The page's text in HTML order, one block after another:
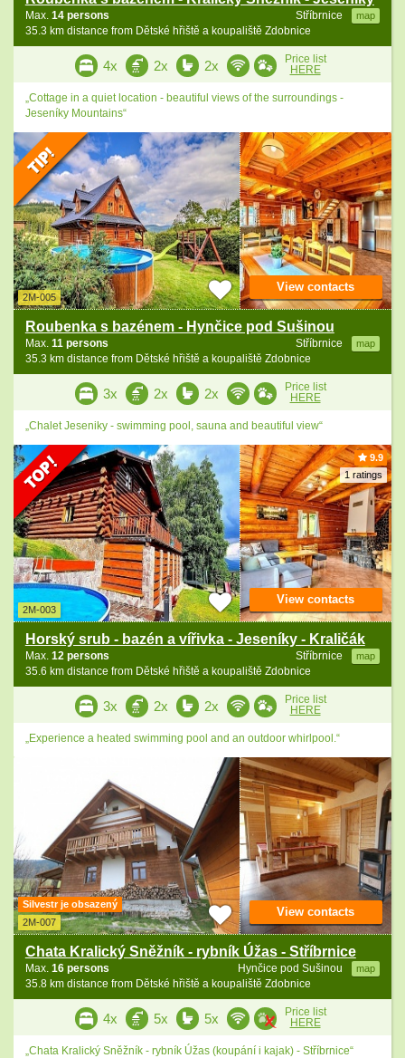
Stříbrnice map
Max. 14 persons
35.3 km distance from Dětské hřiště a koupaliště Zdobnice
4x 2x 2x
Price list
HERE
„Cottage in a quiet location - beautiful views of the surroundings -
Jeseníky Mountains“
2M-005
Roubenka s bazénem - Hynčice pod Sušinou
Stříbrnice map
Max. 11 persons
35.3 km distance from Dětské hřiště a koupaliště Zdobnice
View contacts
3x 2x 2x
Price list
HERE
„Chalet Jeseniky - swimming pool, sauna and beautiful view“
9.9
1 ratings
2M-003
Horský srub - bazén a vířivka - Jeseníky - Kraličák
Stříbrnice map
Max. 12 persons
35.6 km distance from Dětské hřiště a koupaliště Zdobnice
View contacts
3x 2x 2x
Price list
HERE
„Experience a heated swimming pool and an outdoor whirlpool.“
Silvestr je obsazený
2M-007
Chata Kralický Sněžník - rybník Úžas - Stříbrnice
Hynčice pod Sušinou map
Max. 16 persons
35.8 km distance from Dětské hřiště a koupaliště Zdobnice
View contacts
4x 5x 5x
Price list
HERE
„Chata Kralický Sněžník - rybník Úžas (koupání i kajak) - Stříbrnice“